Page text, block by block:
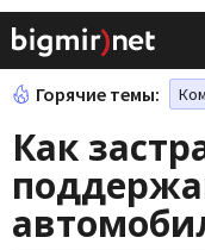
Горячие темы:
Как